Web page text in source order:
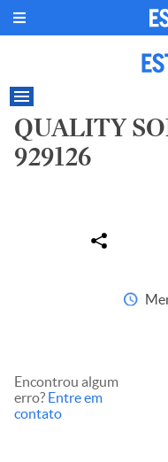
QUALITY
929126
Encontrou algum
erro? Entre em
contato